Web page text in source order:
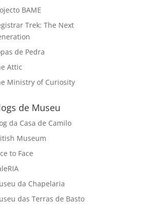
BAME
Trek: The Next
de Pedra
Attic
Ministry of Curiosity
de Museu
da Casa de Camilo
Museum
to Face
da Chapelaria
das Terras de Basto